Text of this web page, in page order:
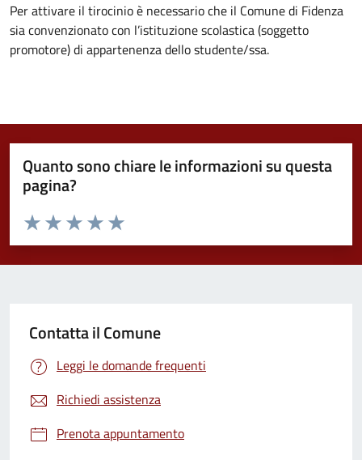
Per attivare il tirocinio è necessario che il Comune di Fidenza
sia convenzionato con l’istituzione scolastica (soggetto
promotore) di appartenenza dello studente/ssa.
Quanto sono chiare le informazioni su questa
pagina?
Valuta da 1 a 5 stelle la pagina
Valuta 5 stelle su 5
Valuta 4 stelle su 5
Valuta 3 stelle su 5
Valuta 2 stelle su 5
Valuta 1 stelle su 5
Contatta il Comune
Leggi le domande frequenti
Richiedi assistenza
Prenota appuntamento